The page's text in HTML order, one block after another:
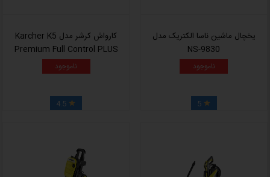
یخچال ماشین ناسا الکتریک مدل
NS-9830
ناموجود

5
کارواش کرشر مدل Karcher K5
Premium Full Control PLUS
ناموجود
